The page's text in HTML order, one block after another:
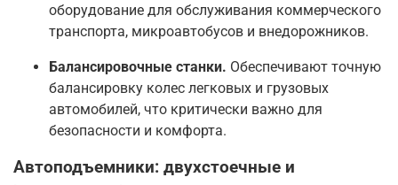
оборудование для обслуживания коммерческого
транспорта, микроавтобусов и внедорожников.
Балансировочные станки. Обеспечивают точную
балансировку колес легковых и грузовых
автомобилей, что критически важно для
безопасности и комфорта.
Автоподъемники: двухстоечные и